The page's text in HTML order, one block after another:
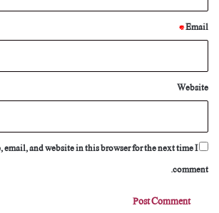
Email
*
Website
email, and website in this browser for the next time I
comment.